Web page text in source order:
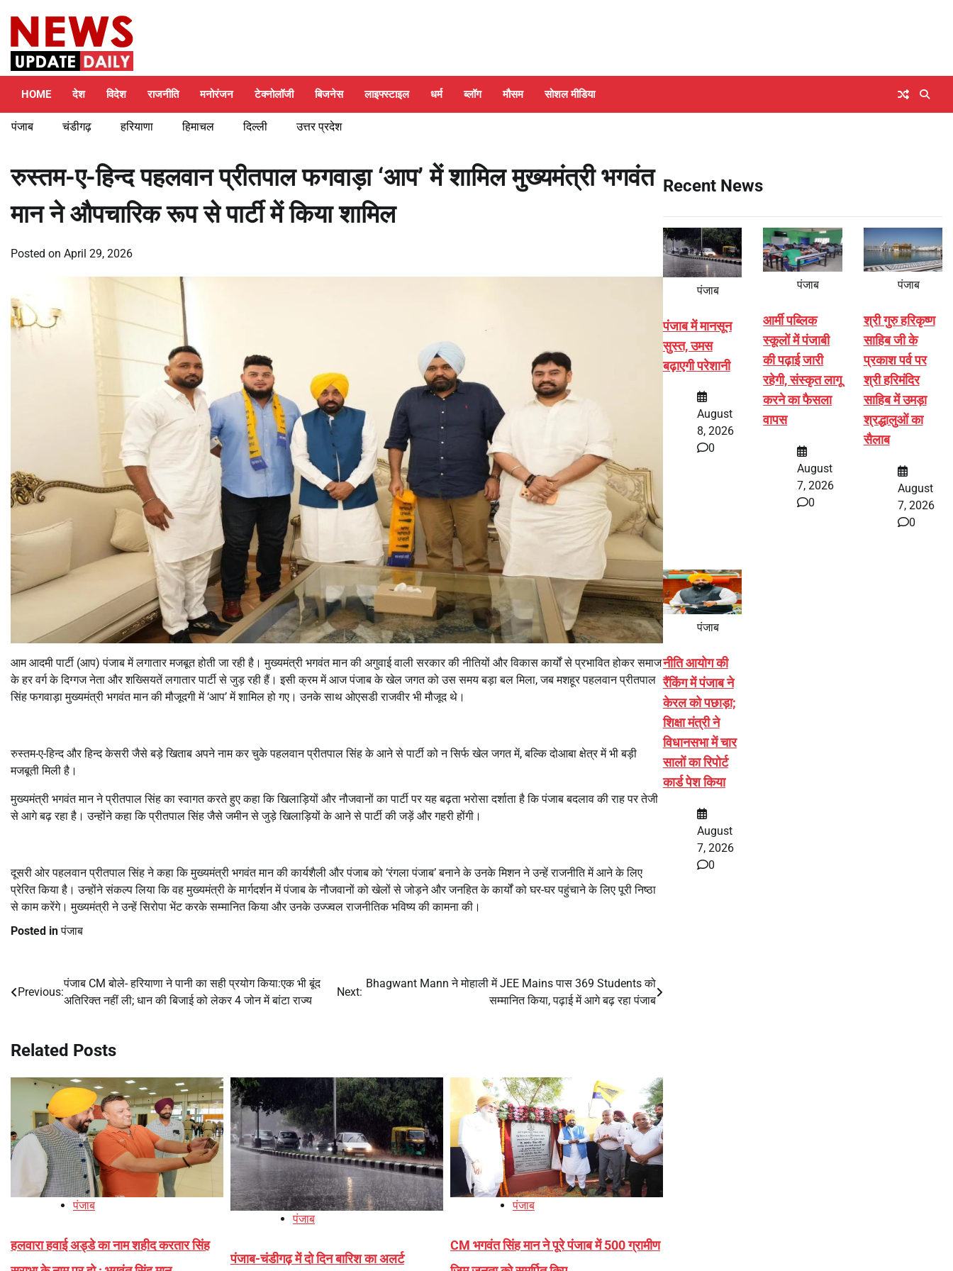
content
HOME देश विदेश राजनीति मनोरंजन टेक्नोलॉजी बिजनेस लाइफ्स्टाइल धर्म ब्लॉग मौसम सोशल मीडिया
पंजाब चंडीगढ़ हरियाणा हिमाचल दिल्ली उत्तर प्रदेश
रुस्तम-ए-हिन्द पहलवान प्रीतपाल फगवाड़ा ‘आप’ में शामिल मुख्यमंत्री भगवंत
मान ने औपचारिक रूप से पार्टी में किया शामिल
Posted on April 29, 2026
आम आदमी पार्टी (आप) पंजाब में लगातार मजबूत होती जा रही है। मुख्यमंत्री भगवंत मान की अगुवाई वाली सरकार की नीतियों और विकास कार्यों से प्रभावित होकर समाज
के हर वर्ग के दिग्गज नेता और शख्सियतें लगातार पार्टी से जुड़ रही हैं। इसी क्रम में आज पंजाब के खेल जगत को उस समय बड़ा बल मिला, जब मशहूर पहलवान प्रीतपाल
सिंह फगवाड़ा मुख्यमंत्री भगवंत मान की मौजूदगी में ‘आप’ में शामिल हो गए। उनके साथ ओएसडी राजवीर भी मौजूद थे।
रुस्तम-ए-हिन्द और हिन्द केसरी जैसे बड़े खिताब अपने नाम कर चुके पहलवान प्रीतपाल सिंह के आने से पार्टी को न सिर्फ खेल जगत में, बल्कि दोआबा क्षेत्र में भी बड़ी
मजबूती मिली है।
मुख्यमंत्री भगवंत मान ने प्रीतपाल सिंह का स्वागत करते हुए कहा कि खिलाड़ियों और नौजवानों का पार्टी पर यह बढ़ता भरोसा दर्शाता है कि पंजाब बदलाव की राह पर तेजी
से आगे बढ़ रहा है। उन्होंने कहा कि प्रीतपाल सिंह जैसे जमीन से जुड़े खिलाड़ियों के आने से पार्टी की जड़ें और गहरी होंगी।
दूसरी ओर पहलवान प्रीतपाल सिंह ने कहा कि मुख्यमंत्री भगवंत मान की कार्यशैली और पंजाब को ‘रंगला पंजाब’ बनाने के उनके मिशन ने उन्हें राजनीति में आने के लिए
प्रेरित किया है। उन्होंने संकल्प लिया कि वह मुख्यमंत्री के मार्गदर्शन में पंजाब के नौजवानों को खेलों से जोड़ने और जनहित के कार्यों को घर-घर पहुंचाने के लिए पूरी निष्ठा
से काम करेंगे। मुख्यमंत्री ने उन्हें सिरोपा भेंट करके सम्मानित किया और उनके उज्ज्वल राजनीतिक भविष्य की कामना की।
Posted inपंजाब
Post
Previous:
पंजाब CM बोले- हरियाणा ने पानी का सही प्रयोग किया:एक भी बूंद
अतिरिक्त नहीं ली; धान की बिजाई को लेकर 4 जोन में बांटा राज्य
Next:
Bhagwant Mann ने मोहाली में JEE Mains पास 369 Students को
सम्मानित किया, पढ़ाई में आगे बढ़ रहा पंजाब
Related Posts
पंजाब
हलवारा हवाई अड्डे का नाम शहीद करतार सिंह
पंजाब
पंजाब-चंडीगढ़ में दो दिन बारिश का अलर्ट
पंजाब
CM भगवंत सिंह मान ने पूरे पंजाब में 500 ग्रामीण
Recent News
पंजाब
पंजाब में मानसून
सुस्त, उमस
बढ़ाएगी परेशानी
August
8, 2026
0
पंजाब
आर्मी पब्लिक
स्कूलों में पंजाबी
की पढ़ाई जारी
रहेगी, संस्कृत लागू
करने का फैसला
वापस
August
7, 2026
0
पंजाब
श्री गुरु हरिकृष्ण
साहिब जी के
प्रकाश पर्व पर
श्री हरिमंदिर
साहिब में उमड़ा
श्रद्धालुओं का
सैलाब
August
7, 2026
0
पंजाब
नीति आयोग की
रैंकिंग में पंजाब ने
केरल को पछाड़ा;
शिक्षा मंत्री ने
विधानसभा में चार
सालों का रिपोर्ट
कार्ड पेश किया
August
7, 2026
0